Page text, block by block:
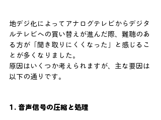
地デジ化によってアナログテレビからデジタ
ルテレビへの買い替えが進んだ際、難聴のあ
る方が「聞き取りにくくなった」と感じるこ
とが多くなりました。
原因はいくつか考えられますが、主な要因は
以下の通りです。
1. 音声信号の圧縮と処理